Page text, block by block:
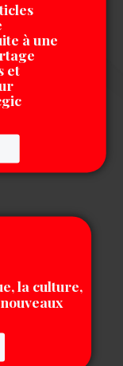
à une
et
la culture,